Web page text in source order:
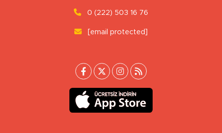
0 (222) 503 16 76
[email protected]